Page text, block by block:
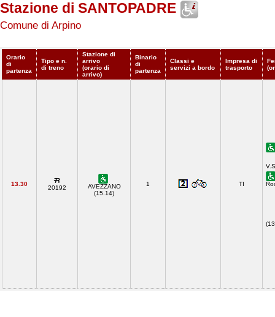
Stazione di SANTOPADRE
Comune di Arpino
Orario
di
partenza
Tipo e n.
di treno
Stazione di
arrivo
(orario di
arrivo)
Binario
di
partenza
Classi e
servizi a bordo
Impresa di
trasporto
13.30
20192
AVEZZANO
(15.14)
1 TI